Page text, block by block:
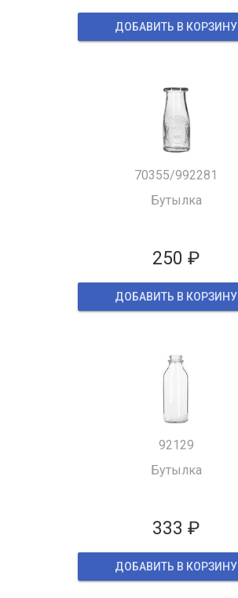
ДОБАВИТЬ В КОРЗИНУ
70355/992281
Бутылка
250 ₽
ДОБАВИТЬ В КОРЗИНУ
92129
Бутылка
333 ₽
ДОБАВИТЬ В КОРЗИНУ